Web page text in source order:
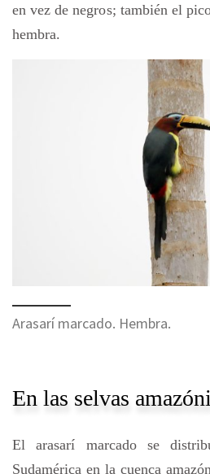
en vez de negros; también el
hembra.
Arasarí marcado. Hembra.
En las selvas
El arasarí marcado se
Sudamérica en la cuenca